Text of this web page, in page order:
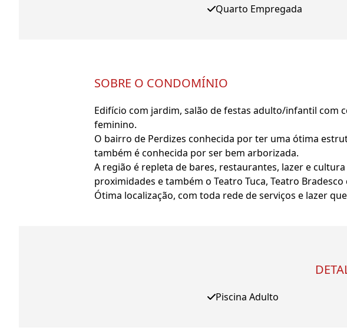
Quarto Empregada
SOBRE O CONDOMÍNIO
Edifício com jardim, salão de festas adulto/infantil com
feminino.
O bairro de Perdizes conhecida por ter uma ótima
também é conhecida por ser bem arborizada.
A região é repleta de bares, restaurantes, lazer e
proximidades e também o Teatro Tuca, Teatro
Ótima localização, com toda rede de serviços e lazer
Piscina Adulto